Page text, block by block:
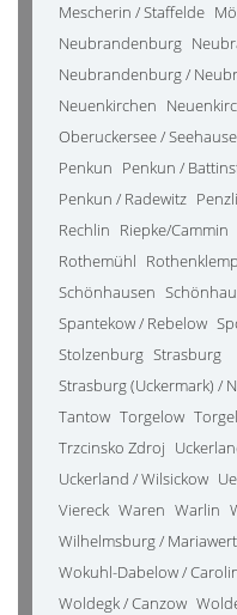
Mescherin / Staffelde
Neubrandenburg
Neubrandenburg /
Neuenkirchen
Oberuckersee /
Penkun Penkun /
Penkun / Radewitz
Rechlin Riepke/Cammin
Rothemühl
Schönhausen
Spantekow / Rebelow
Stolzenburg Strasburg
Strasburg (Uckermark) /
Tantow Torgelow
Trzcinsko Zdroj
Uckerland / Wilsickow
Viereck Waren Warlin
Wilhelmsburg /
Wokuhl-Dabelow /
Woldegk / Canzow